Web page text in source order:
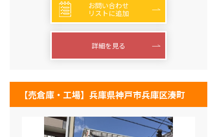
お問い合わせ
リストに追加
詳細を見る
【売倉庫・工場】兵庫県神戸市兵庫区湊町